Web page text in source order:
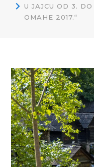
U JAJCU OD 3.
OMAHE 2017.“